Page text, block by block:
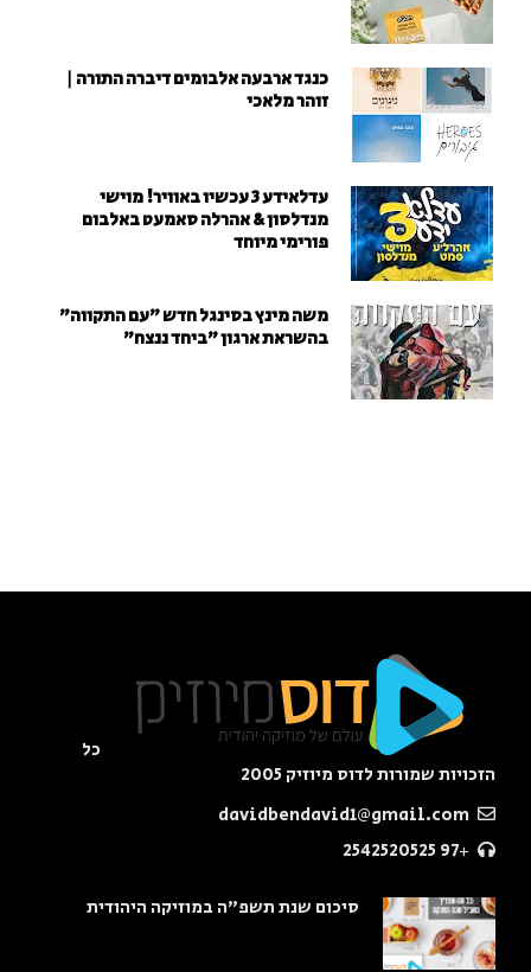
כנגד ארבעה אלבומים דיברה התורה |
זוהר מלאכי
עדלאידע 3 עכשיו באוויר! מוישי
מנדלסון & אהרלה סאמעט באלבום
פורימי מיוחד
משה מינץ בסינגל חדש ״עם התקווה״
בהשראת ארגון "ביחד ננצח"
כל
הזכויות שמורות לדוס מיוזיק 2005
+97 2542520525
סיכום שנת תשפ"ה במוזיקה היהודית